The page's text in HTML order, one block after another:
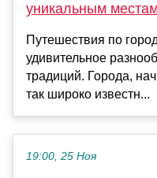
уникальным
Путешествия по
удивительное
традиций. Города,
так широко известн...
19:00, 25 Ноя